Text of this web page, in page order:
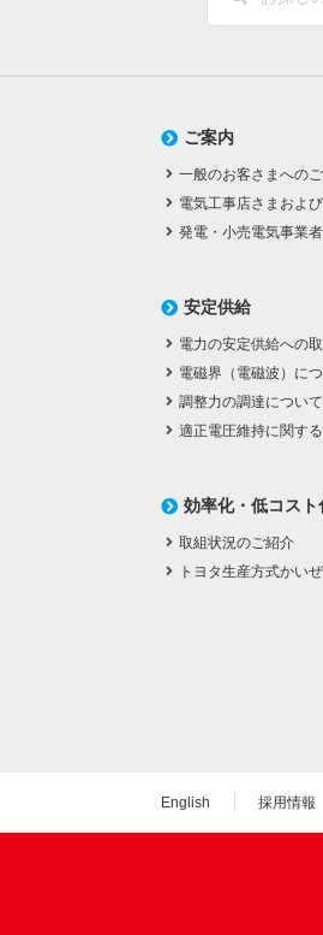
ご案内
一般のお客さまへの
電気工事店さまおよ
発電・小売電気事業
安定供給
電力の安定供給への
電磁界（電磁波）に
調整力の調達について
適正電圧維持に関す
効率化・低コスト
取組状況のご紹介
トヨタ生産方式かい
English 採用情報